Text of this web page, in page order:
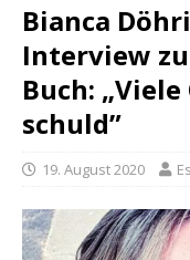
Bianca
Interview
Buch:
schuld”
19. August 2020